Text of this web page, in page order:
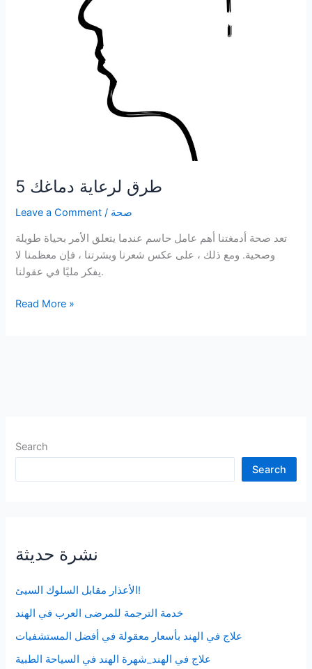
5 طرق لرعاية دماغك
Leave a Comment / صحة
تعد صحة أدمغتنا أهم عامل حاسم عندما يتعلق الأمر بحياة طويلة
وصحية. ومع ذلك ، على عكس شعرنا وبشرتنا ، فإن معظمنا لا
يفكر مليًا في عقولنا.
5
Read More »
Search
Search
نشرة حديثة
الأعذار مقابل السلوك السيئ!
خدمة الترجمة للمرضى العرب في الهند
علاج في الهند بأسعار معقولة في أفضل المستشفيات
علاج في الهند_شهرة الهند في السياحة الطبية